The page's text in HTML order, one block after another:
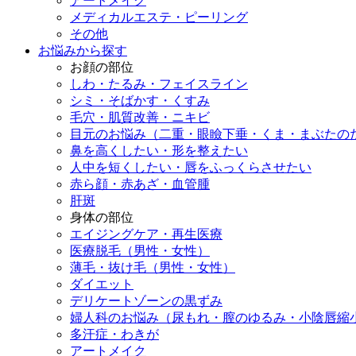
メディカルエステ・ピーリング
その他
お悩みから探す
お顔の部位
しわ・たるみ・フェイスライン
シミ・そばかす・くすみ
毛穴・肌質改善・ニキビ
目元のお悩み（二重・眼瞼下垂・くま・まぶたの
鼻を高くしたい・形を整えたい
人中を短くしたい・唇をふっくらさせたい
赤ら顔・赤あざ・血管腫
肝斑
身体の部位
エイジングケア・再生医療
医療脱毛（男性・女性）
薄毛・抜け毛（男性・女性）
ダイエット
デリケートゾーンの黒ずみ
婦人科のお悩み（尿もれ・膣のゆるみ・小陰唇縮
多汗症・わきが
アートメイク